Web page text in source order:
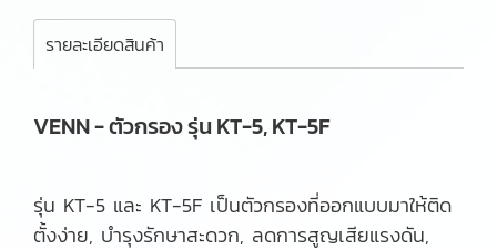
รายละเอียดสินค้า
VENN - ตัวกรอง รุ่น KT-5, KT-5F
รุ่น KT-5 และ KT-5F เป็นตัวกรองที่ออกแบบมาให้ติด
ตั้งง่าย, บำรุงรักษาสะดวก, ลดการสูญเสียแรงดัน,